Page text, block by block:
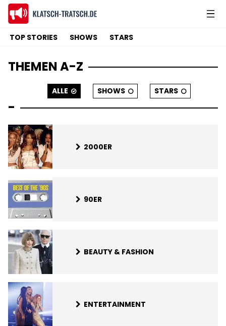
TOP STORIES SHOWS STARS
THEMEN A-Z
STARS
SHOWS
ALLE
-
2000ER
90ER
BEAUTY & FASHION
ENTERTAINMENT